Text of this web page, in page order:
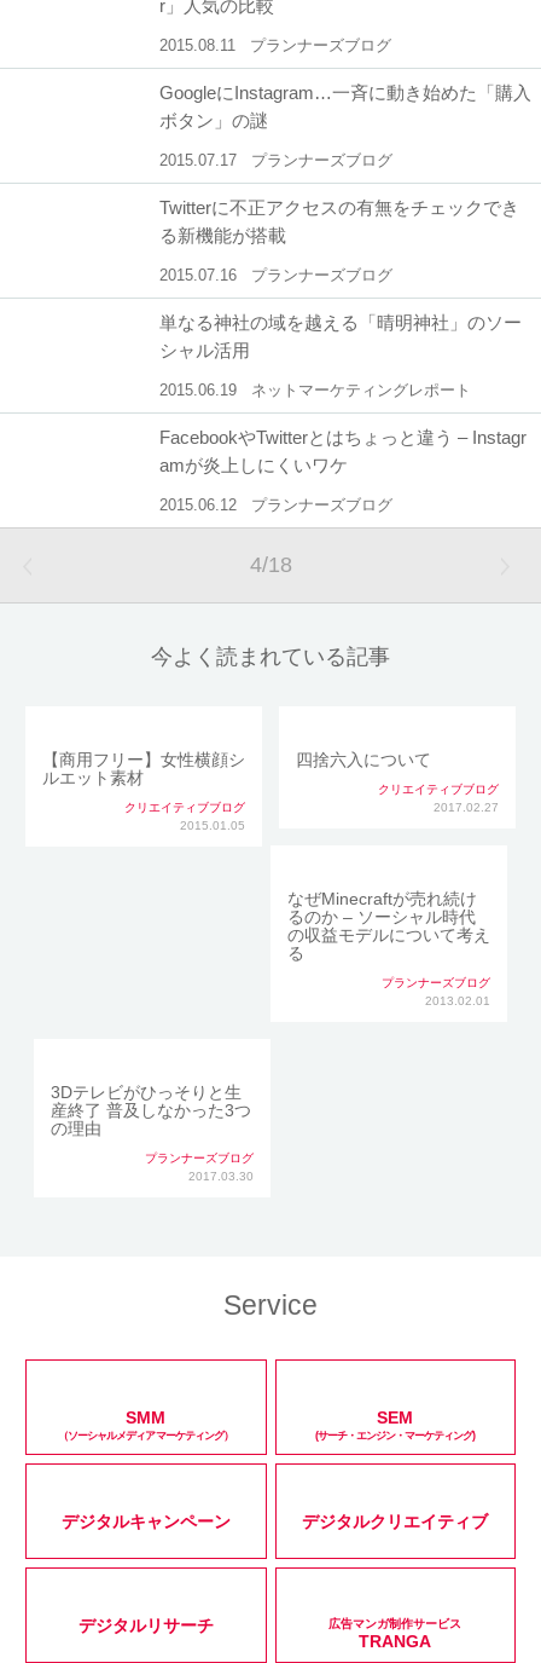
r」人気の比較
2015.08.11 プランナーズブログ
GoogleにInstagram…一斉に動き始めた「購入
ボタン」の謎
2015.07.17 プランナーズブログ
Twitterに不正アクセスの有無をチェックでき
る新機能が搭載
2015.07.16 プランナーズブログ
単なる神社の域を越える「晴明神社」のソー
シャル活用
2015.06.19 ネットマーケティングレポート
FacebookやTwitterとはちょっと違う – Instagr
amが炎上しにくいワケ
2015.06.12 プランナーズブログ
4/18
今よく読まれている記事
【商用フリー】女性横顔シ
ルエット素材
クリエイティブブログ
2015.01.05
四捨六入について
クリエイティブブログ
2017.02.27
なぜMinecraftが売れ続け
るのか – ソーシャル時代
の収益モデルについて考え
る
プランナーズブログ
2013.02.01
3Dテレビがひっそりと生
産終了 普及しなかった3つ
の理由
プランナーズブログ
2017.03.30
Service
SMM
（ソーシャルメディアマーケティング）
SEM
(サーチ・エンジン・マーケティング)
デジタルキャンペーン デジタルクリエイティブ
デジタルリサーチ 広告マンガ制作サービス
TRANGA